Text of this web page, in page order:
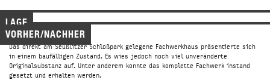
LEISTUNGEN/
PRESSE/
Klingenberger Straße 10
01187 Dresden
+49 (0)176_221 436 36
→ office@
midas-architektur.de
LAGE
VORHER/NACHHER
Das direkt am Seußlitzer Schloßpark gelegene Fachwerkhaus präsentierte sich
in einem baufälligen Zustand. Es wies jedoch noch viel unveränderte
Originalsubstanz auf. Unter anderem konnte das komplette Fachwerk instand
gesetzt und erhalten werden.